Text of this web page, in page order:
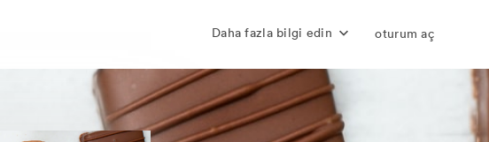
Daha fazla bilgi edin oturum aç